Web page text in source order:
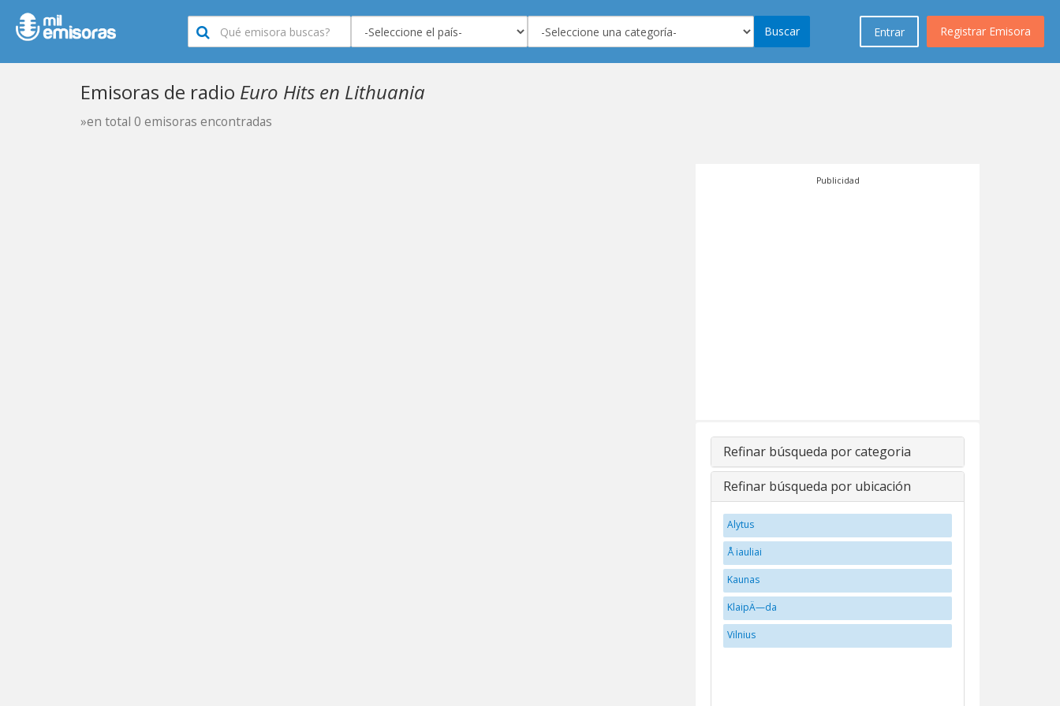
Registrar Emisora
Entrar
Buscar
Emisoras de radio Euro Hits en Lithuania
»en total 0 emisoras encontradas
Publicidad
Refinar búsqueda por categoria
Refinar búsqueda por ubicación
Alytus
Å iauliai
Kaunas
KlaipÄ—da
Vilnius